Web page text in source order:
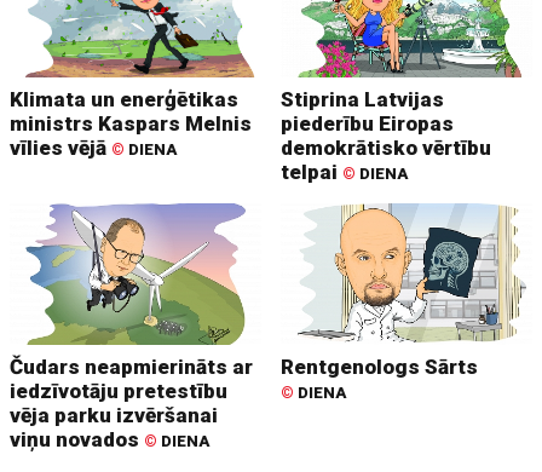
Klimata un enerģētikas
ministrs Kaspars Melnis
vīlies vējā © DIENA
Stiprina Latvijas
piederību Eiropas
demokrātisko vērtību
telpai © DIENA
Čudars neapmierināts ar
iedzīvotāju pretestību
vēja parku izvēršanai
viņu novados © DIENA
Rentgenologs Sārts
© DIENA